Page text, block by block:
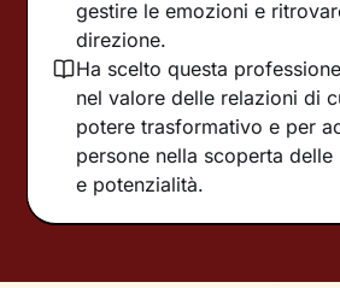
gestire le emozioni e
direzione.
Ha scelto questa
nel valore delle relazioni di
potere trasformativo e per
persone nella scoperta
e potenzialità.